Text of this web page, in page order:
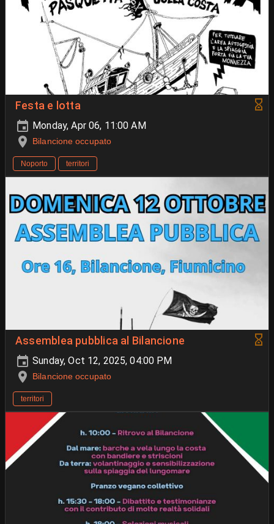
Festa e lotta
Monday, Apr 06, 11:00 AM
Bilancione occupato
Noporto territori
Assemblea pubblica al Bilancione
Sunday, Oct 12, 2025, 04:00 PM
Bilancione occupato
territori